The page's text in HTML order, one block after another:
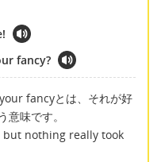
fancy?
fancyとは、それが好
意味です。
but nothing really took